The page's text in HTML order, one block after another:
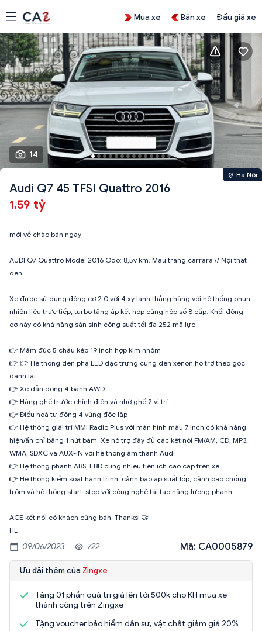
Mua xe Bán xe Đấu giá xe
14
Hà Nội
Audi Q7 45 TFSI Quattro 2016
1.59 tỷ
mới về chào bán ngay:
AUDI Q7 Quattro Model 2016 Odo: 8,5v km. Màu trắng carrara // Nội thất
đen.
Xe được sử dụng động cơ 2.0 với 4 xy lanh thẳng hàng với hệ thống phun
nhiên liệu trực tiếp, turbo tăng áp kết hợp cùng hộp số 8 cấp. Khối động
cơ này có khả năng sản sinh công suất tối đa 252 mã lực.
👉 Mâm đúc 5 chấu kép 19 inch hợp kim nhôm
👉 👉 Hệ thống đèn pha LED đặc trưng cùng đèn xenon hỗ trợ theo góc
đánh lái
👉 Xe dẫn động 4 bánh AWD
👉 Hàng ghế trước chỉnh điện và nhớ ghế 2 vị trí
👉 Điều hoà tự động 4 vùng độc lập
👉 Hệ thống giải trí MMI Radio Plus với màn hình màu 7 inch có khả năng
hiện/ẩn chỉ bằng 1 nút bấm. Xe hỗ trợ đầy đủ các kết nối FM/AM, CD, MP3,
WMA, SDXC và AUX-IN với hệ thống âm thanh Audi
👉 Hệ thống phanh ABS, EBD cùng nhiều tiện ích cao cấp trên xe
👉 Hệ thống kiểm soát hành trình, cảnh báo áp suất lốp, cảnh báo chống
trộm và hệ thống start-stop với công nghệ tái tạo năng lượng phanh.
ACE kết nối có khách cùng bán. Thanks! 🤝
HL
09/06/2023 722 Mã: CA0005879
Ưu đãi thêm của Zingxe
Tặng 01 phần quà trị giá lên tới 500k cho KH mua xe
thành công trên Zingxe
Tặng voucher bảo hiểm dân sự, vật chất giảm giá 20%